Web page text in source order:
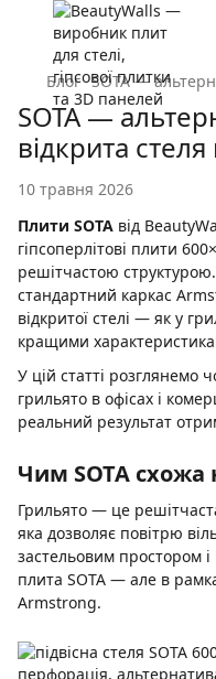
Блог SOTA —
SOTA —
відкрита
10 травня 2026
Плити SOTA від
гіпсоперлітові плити
решітчастою
стандартний каркас
відкритої стелі — як у
кращими
У цій статті розглянемо
грильято в офісах і
реальний результат
Чим SOTA схожа
Грильято — це
яка дозволяє повітрю
застельовим простором
плита SOTA — але в
Armstrong.